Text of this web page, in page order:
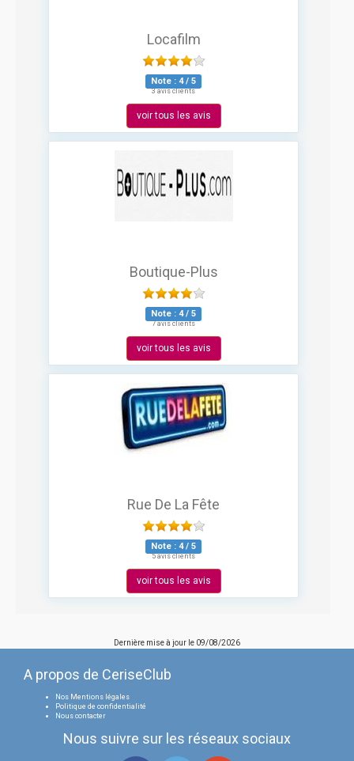
Locafilm
Note : 4/ 5
3 avis clients
voir tous les avis
Boutique-Plus
Note : 4/ 5
7 avis clients
voir tous les avis
Rue De La Fête
Note : 4/ 5
5 avis clients
voir tous les avis
Dernière mise à jour le 09/08/2026
A propos de CeriseClub
Nos Mentions légales
Politique de confidentialité
Nous contacter
Nous suivre sur les réseaux sociaux